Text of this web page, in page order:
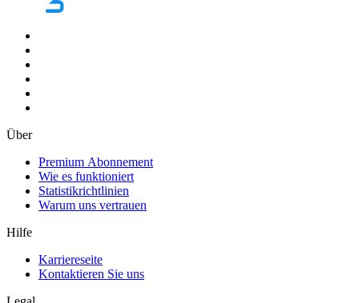
Über
Premium Abonnement
Wie es funktioniert
Statistikrichtlinien
Warum uns vertrauen
Hilfe
Karriereseite
Kontaktieren Sie uns